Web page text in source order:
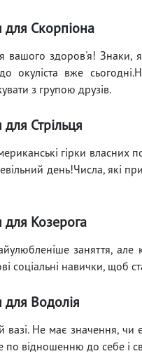
для Скорпіона
вашого здоров'я! Знаки,
окуліста вже
з групою друзів.
Стрільця
гірки власних
день!Числа, які
для Козерога
заняття, але
соціальні навички, щоб
для Водолія
Не має значення, чи
відношенню до себе і